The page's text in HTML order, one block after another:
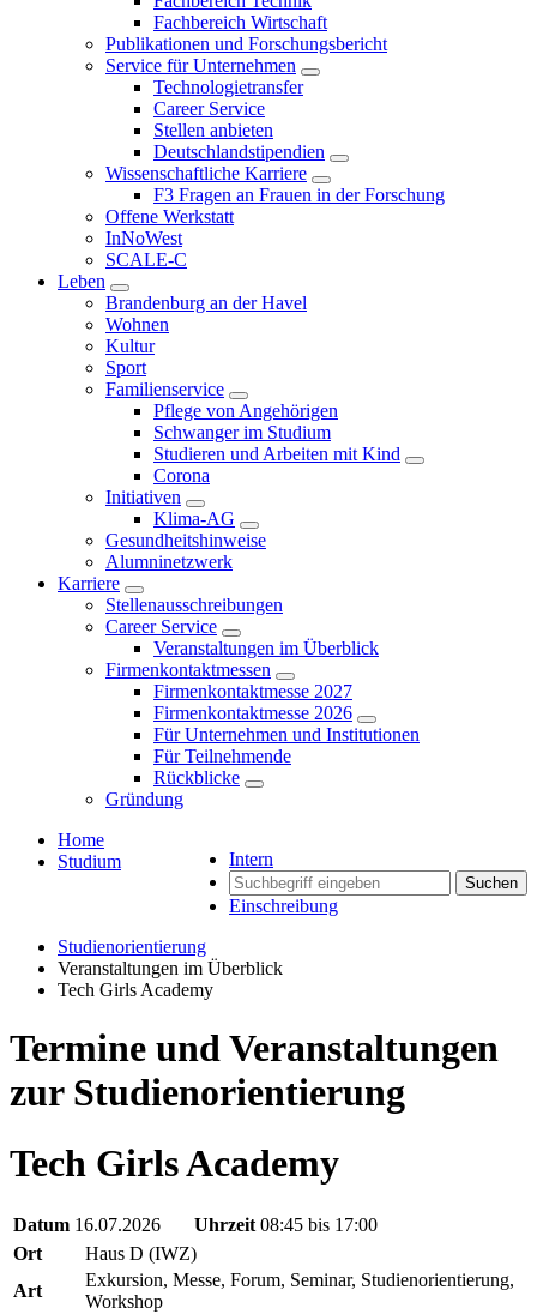
Fachbereich Wirtschaft
Publikationen und Forschungsbericht
Service für Unternehmen
Technologietransfer
Career Service
Stellen anbieten
Deutschlandstipendien
Wissenschaftliche Karriere
F3 Fragen an Frauen in der Forschung
Offene Werkstatt
InNoWest
SCALE-C
Leben
Brandenburg an der Havel
Wohnen
Kultur
Sport
Familienservice
Pflege von Angehörigen
Schwanger im Studium
Studieren und Arbeiten mit Kind
Corona
Initiativen
Klima-AG
Gesundheitshinweise
Alumninetzwerk
Karriere
Stellenausschreibungen
Career Service
Veranstaltungen im Überblick
Firmenkontaktmessen
Firmenkontaktmesse 2027
Firmenkontaktmesse 2026
Für Unternehmen und Institutionen
Für Teilnehmende
Rückblicke
Gründung
Intern
Suchen
Einschreibung
Home
Studium
Studienorientierung
Veranstaltungen im Überblick
Tech Girls Academy
Termine und Veranstaltungen
zur Studienorientierung
Tech Girls Academy
Datum 16.07.2026 Uhrzeit 08:45 bis 17:00
Ort
Haus D (IWZ)
Art
Exkursion, Messe, Forum, Seminar, Studienorientierung,
Workshop